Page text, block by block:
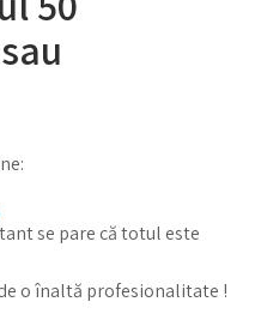
se pare că totul este
o înaltă profesionalitate !